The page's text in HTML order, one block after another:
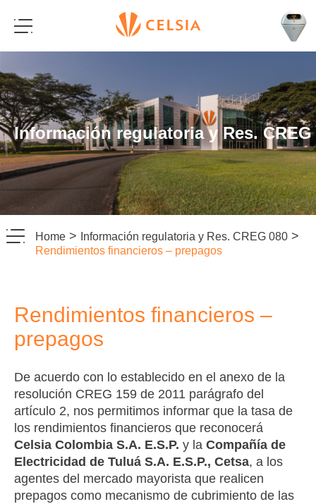
Información regulatoria y Res. CREG
Home > Información regulatoria y Res. CREG 080 >
Rendimientos financieros – prepagos
Rendimientos financieros –
prepagos
De acuerdo con lo establecido en el anexo de la
resolución CREG 159 de 2011 parágrafo del
artículo 2, nos permitimos informar que la tasa de
los rendimientos financieros que reconocerá
Celsia Colombia S.A. E.S.P. y la Compañía de
Electricidad de Tuluá S.A. E.S.P., Cetsa, a los
agentes del mercado mayorista que realicen
prepagos como mecanismo de cubrimiento de las